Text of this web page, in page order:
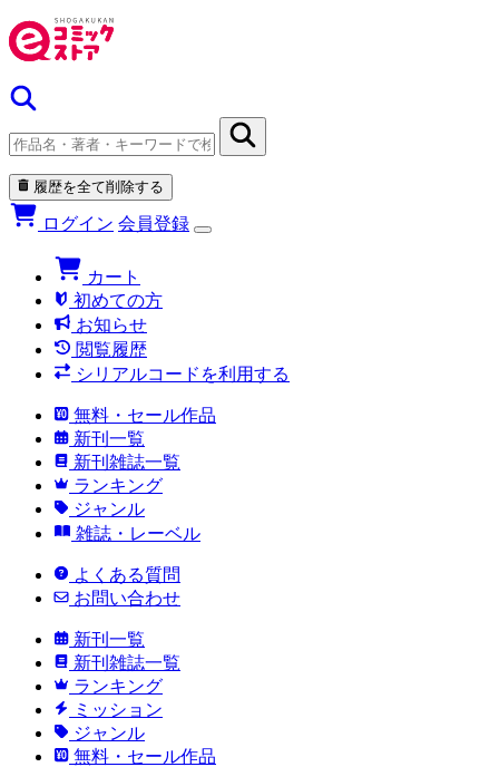
履歴を全て削除する
ログイン 会員登録
カート
初めての方
お知らせ
閲覧履歴
シリアルコードを利用する
無料・セール作品
新刊一覧
新刊雑誌一覧
ランキング
ジャンル
雑誌・レーベル
よくある質問
お問い合わせ
新刊一覧
新刊雑誌一覧
ランキング
ミッション
ジャンル
無料・セール作品